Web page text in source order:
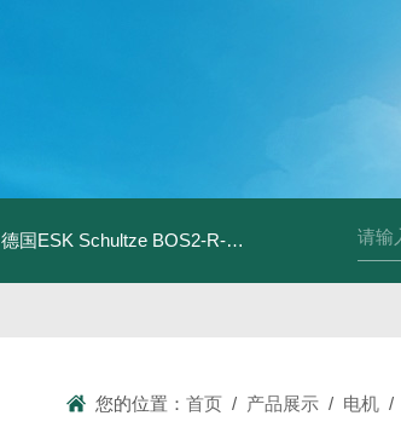
德国ESK Schultze BOS2-R-80F 型油分离器 德国
您的位置：首页 / 产品展示 / 电机